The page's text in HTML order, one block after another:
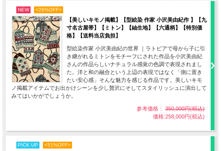
NEW <26%OFF>
【美しいキモノ掲載】【型絵染 作家 小沢美由紀作 】【九
寸名古屋帯】【ミトン】【紬生地】【六通柄】【特別価
格】【送料当店負担】
型絵染作家 小沢美由紀の世界 ｜ラトビアで母から子に引
き継がれるミトンをモチーフにされた作品を小沢美由紀
さんの作品らしいナチュラル感覚の色調で表現されまし
た。洋と和の融合という上辺の表現ではなく「側に置き
たい安心感」そんな魅力を感じる作品です。美しいキモ
ノ掲載アイテムでお出かけシーンを少し贅沢にそしてスタイリッシュに演出して
みてはいかがでしょうか。
参考価格： 350,000円(税込)
価格:258,000円(税込)
PICK UP <51%OFF>